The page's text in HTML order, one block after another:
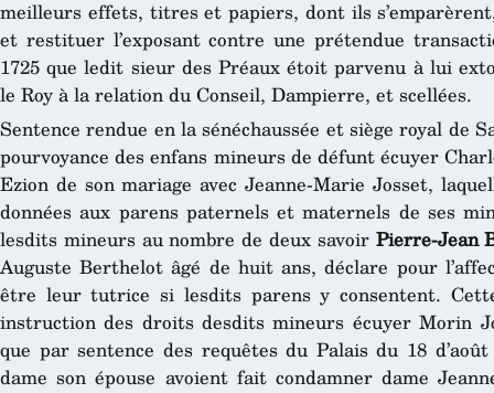
meilleurs effets, titres et papiers, dont ils
et restituer l’exposant contre une prétendue
1725 que ledit sieur des Préaux étoit parvenu à lui
le Roy à la relation du Conseil, Dampierre, et scellées.
Sentence rendue en la sénéchaussée et siège royal de
pourvoyance des enfans mineurs de défunt écuyer
Ezion de son mariage avec Jeanne-Marie Josset,
données aux parens paternels et maternels de ses
lesdits mineurs au nombre de deux savoir Pierre-Jean
Auguste Berthelot âgé de huit ans, déclare pour
être leur tutrice si lesdits parens y consentent.
instruction des droits desdits mineurs écuyer Morin
que par sentence des requêtes du Palais du 18
dame son épouse avoient fait condamner dame